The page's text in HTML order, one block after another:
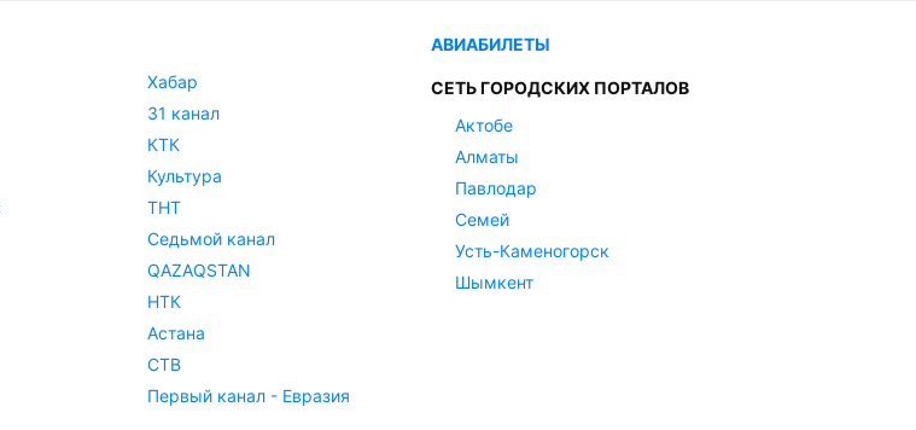
Хабар
31 канал
КТК
Культура
ТНТ
Седьмой канал
QAZAQSTAN
НТК
Астана
СТВ
Первый канал - Евразия
АВИАБИЛЕТЫ
СЕТЬ ГОРОДСКИХ ПОРТАЛОВ
Актобе
Алматы
Павлодар
Семей
Усть-Каменогорск
Шымкент